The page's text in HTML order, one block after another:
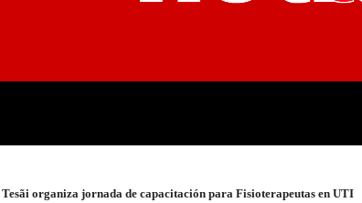
Tesãi organiza jornada de capacitación para Fisioterapeutas en UTI